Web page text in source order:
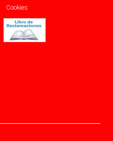
Cookies